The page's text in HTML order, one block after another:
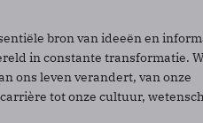
bron van ideeën en
in constante transformatie.
ons leven verandert, van onze
tot onze cultuur,